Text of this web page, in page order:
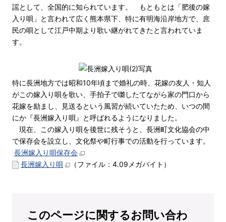
謡として、全国的に知られています。 もともとは「肥後の嫁
入り唄」と言われて広く熊本県下、特に有明海沿岸地方で、庶
民の唄として江戸中期より歌い継がれてきたと言われていま
す。
特に長洲地方では昭和10年頃まで婚礼の時、花嫁の友人・知人
がこの嫁入り唄を歌い、手拍子で囃したてながら家の門口から
花嫁を励まし、見送るという風習が続いていたため、いつの間
にか『長洲嫁入り唄』と呼ばれるようになりました。
現在、この嫁入り唄を後世に残そうと、 長洲町文化協会の中
で保存会を設立し、文化祭や町行事での活動を行っています。
長洲嫁入り唄保存会
長洲嫁入り唄
（ファイル：4.09メガバイト）
このページに関するお問い合わ